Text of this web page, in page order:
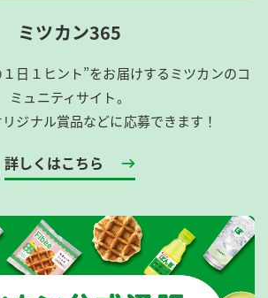
ミツカン365
日１ヒント”をお届けするミツカンのコ
ミュニティサイト。
ジナル賞品などに応募できます！
詳しくはこちら